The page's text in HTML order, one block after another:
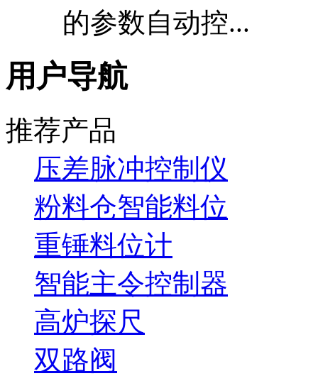
的参数自动控...
用户导航
推荐产品
压差脉冲控制仪
粉料仓智能料位
重锤料位计
智能主令控制器
高炉探尺
双路阀